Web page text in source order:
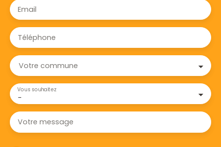
Email
Téléphone
Votre commune
-
Vous souhaitez
Votre message